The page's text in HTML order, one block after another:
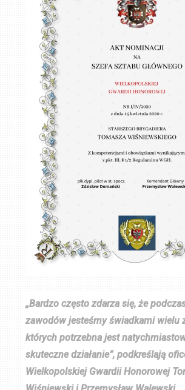
„Bardzo często zdarza się, że
zawodów jesteśmy świadkami wielu
których potrzebna jest
skuteczne działanie”, podkreślają
Wielkopolskiej Gwardii Honorowej